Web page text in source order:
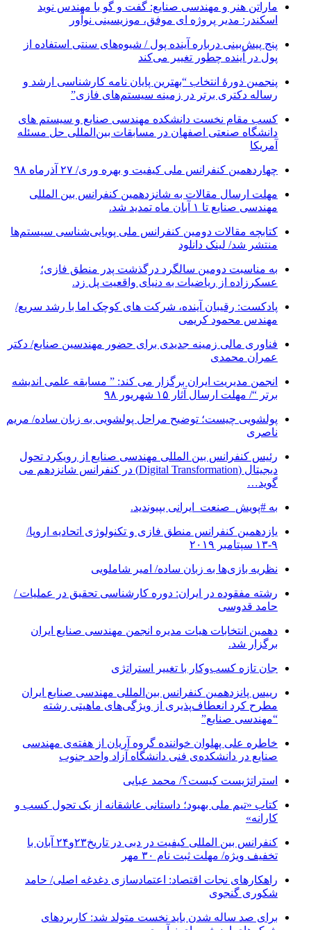
ماراتن هنر و مهندسی صنایع: گفت و گو با مهندس نوید
اسکندر: مدیر پروژه ای موفق، موزیسینی نوآور
پنج پیش‌بینی درباره آینده پول / شیوه‌های سنتی استفاده از
پول در آینده چطور تغییر می‌کند
پنجمین دورۀ انتخاب “بهترین پایان ­نامه کارشناسی­ ارشد و
رساله دکتری برتر در زمینه سیستم‌های فازی”
کسب مقام نخست دانشکده مهندسی صنایع و سیستم های
دانشگاه صنعتی اصفهان در مسابقات بین‌المللی حل مسئله
آمریکا
چهاردهمین کنفرانس ملی کیفیت و بهره وری/ ۲۷ آذرماه ۹۸
مهلت ارسال مقالات به شانزدهمین کنفرانس بین المللی
مهندسی صنایع تا ۱ آبان ماه تمدید شد.
کتابچه مقالات دومین کنفرانس ملی پویایی‌شناسی سیستم‌ها
منتشر شد/ لینک دانلود
به مناسبت دومین سالگرد درگذشت پدر منطق فازی؛
عسکرزاده از ریاضیات به دنیای واقعیت پل زد.
پادکست: رقیبان آینده، شرکت های کوچک اما با رشد سریع/
مهندس محمود کریمی
فناوری مالی زمینه جدیدی برای حضور مهندسین صنایع/ دکتر
عمران محمدی
انجمن مدیریت ایران برگزار می کند: ” مسابقه علمی اندیشه
برتر “/ مهلت ارسال آثار ۱۵ شهریور ۹۸
پولشویی چیست؛ توضیح مراحل پولشویی به زبان ساده/ مریم
ناصری
رئیس کنفرانس بین المللی مهندسی صنایع از رویکرد تحول
دیجیتال (Digital Transformation) در کنفرانس شانزدهم می
گوید…
به #پویش_صنعت_ایرانی بپیوندید.
یازدهمین کنفرانس منطق فازی و تکنولوژی اتحادیه اروپا/
۹-۱۳ سپتامبر ۲۰۱۹
نظریه بازی‌ها به زبان ساده/ امیر شاملویی
رشته مفقوده در ایران: دوره کارشناسی تحقیق در عملیات /
حامد قدوسی
دهمین انتخابات هیات مدیره انجمن مهندسی صنایع ایران
برگزار شد.
جان تازه کسب‌وکار با تغییر استراتژی
رییس پانزدهمین کنفرانس بین‌المللی مهندسی صنایع ایران
مطرح کرد انعطاف‌پذیری از ویژگی‌های ماهیتی رشته
“مهندسی صنایع”
خاطره علی پهلوان خواننده گروه آریان از هفته‌ی مهندسی
صنایع در دانشکده‌ی فنی دانشگاه آزاد واحد جنوب
استراتژیست کیست؟‬/ محمد عبایی
کتاب «تیم ملی بهبود؛ داستانی عاشقانه از یک تحول کسب و
کارانه»
کنفرانس بین المللی کیفیت در دبی در تاریخ۲۳و۲۴ آبان با
تخفیف ویژه/ مهلت ثبت نام ۳۰ مهر
راهکارهای نجات اقتصاد: اعتمادسازی دغدغه اصلی/ حامد
شکوری گنجوی
برای صد ساله شدن باید نخست متولد شد: کاربردهای